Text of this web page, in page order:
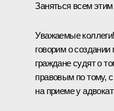
Заняться всем
Уважаемые
говорим о
граждане судят о
правовым по тому,
на приеме у